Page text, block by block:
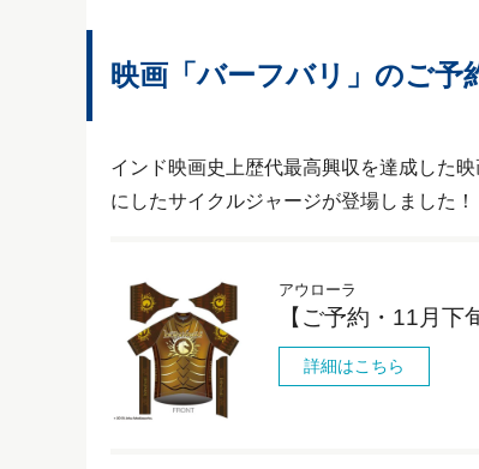
映画「バーフバリ」のご予
インド映画史上歴代最高興収を達成した
にしたサイクルジャージが登場しました
アウローラ
【ご予約・11月
詳細はこちら